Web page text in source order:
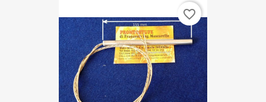
favorite_border